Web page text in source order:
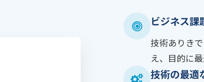
ビジネス課
技術ありき
え、目的に
技術の最適